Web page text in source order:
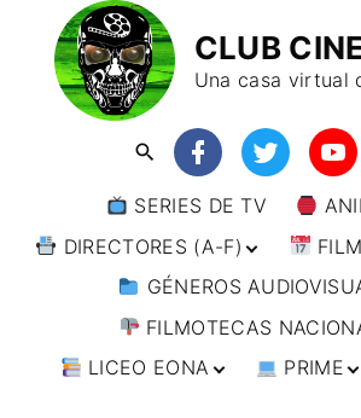
CLUB
Una casa virtual
SERIES DE TV
DIRECTORES (A-F)
DIRECTORES (F-L)
DIRECTORES (L-
W)
GÉNEROS
ANIMACIÓN
ARTES MARCIALES
FILMOTECAS
AFRICA
LICEO EONA PRIME